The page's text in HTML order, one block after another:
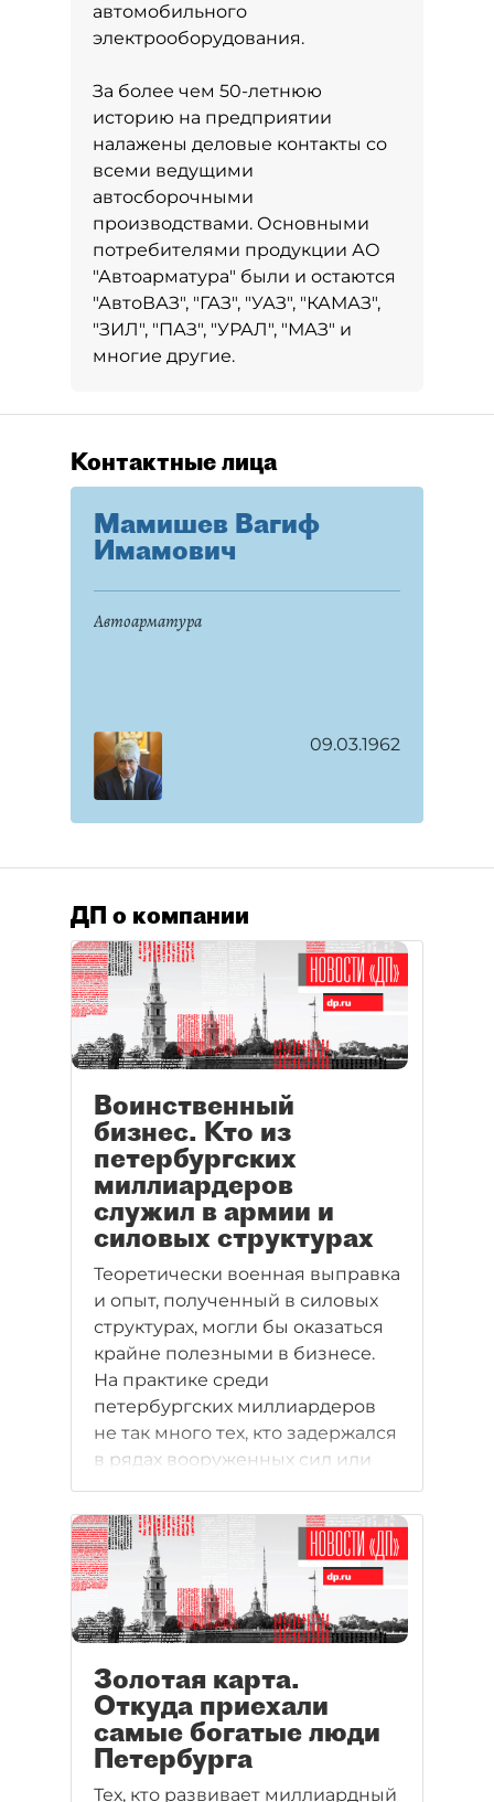
автомобильного
электрооборудования.
За более чем 50-летнюю
историю на предприятии
налажены деловые контакты со
всеми ведущими
автосборочными
производствами. Основными
потребителями продукции АО
"Автоарматура" были и остаются
"АвтоВАЗ", "ГАЗ", "УАЗ", "КАМАЗ",
"ЗИЛ", "ПАЗ", "УРАЛ", "МАЗ" и
многие другие.
Контактные лица
Мамишев Вагиф
Имамович
Автоарматура
09.03.1962
ДП о компании
Воинственный
бизнес. Кто из
петербургских
миллиардеров
служил в армии и
силовых структурах
Теоретически военная выправка
и опыт, полученный в силовых
структурах, могли бы оказаться
крайне полезными в бизнесе.
На практике среди
петербургских миллиардеров
не так много тех, кто задержался
в рядах вооруженных сил или
правоохранительных органах.
"ДП" рассказывает их истории.
Золотая карта.
Откуда приехали
самые богатые люди
Петербурга
Тех, кто развивает миллиардный